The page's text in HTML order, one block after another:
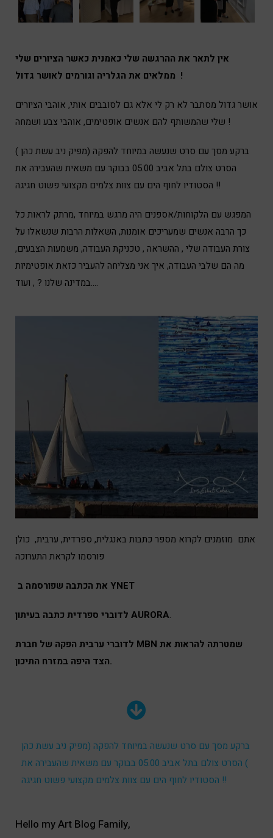
אין לתאר את ההרגשה שלי כאמנית כאשר הציורים שלי
ממלאים את הגלריה וגורמים לאושר גדול !
אושר גדול מסתבר לא רק לי אלא גם לסובבים אותי, אוהבי הציורים
שלי שהמשותף להם אנשים אופטימים, אוהבי צבע ושמחה !
ברקע מסך עם סרט שנעשה במיוחד להפקה (מפיק ניב עשת כהן )
הסרט צולם בתל אביב 05.00 בבוקר עם משאית שהעבירה את
הסטודיו לחוף הים עם צוות צלמים מקצועי פשוט חגיגה !!
המפגש עם הלקוחות/אספנים היה מרגש במיוחד ,מרתק לראות כל
כך הרבה אנשים שמעריכים אומנות, השאלות הרבות שנשאלו על
צורת העבודה שלי , ההשראה , טכניקת העבודה, משמעות הצבעים,
מה הם שלבי העבודה, איך אני מצליחה להעביר כזאת אופטימיות
במדינה שלנו ? , ועוד….
אתם מוזמנים לקרוא מספר כתבות באנגלית, ספרדית, ערבית, כולן
את הכתבה שפורסמה ב YNET
לדוברי ספרדית כתבה בעיתון AURORA.
לדוברי ערבית הפקה של חברת
MBN שמטרתה להראות את
הצד היפה במזרח התיכון.
ברקע מסך עם סרט שנעשה במיוחד להפקה (מפיק ניב עשת כהן
) הסרט צולם בתל אביב 05.00 בבוקר עם משאית שהעבירה את
הסטודיו לחוף הים עם צוות צלמים מקצועי פשוט חגיגה !!
Hello my Art Blog Family,